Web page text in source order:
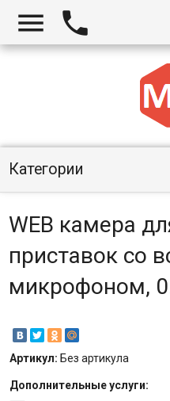
 
Категории
WEB камера
приставок со
микрофоном,
Артикул: Без артикула
Дополнительные услуги: